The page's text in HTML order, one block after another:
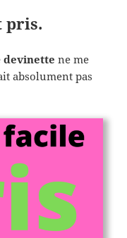
pris.
devinette ne me
absolument pas